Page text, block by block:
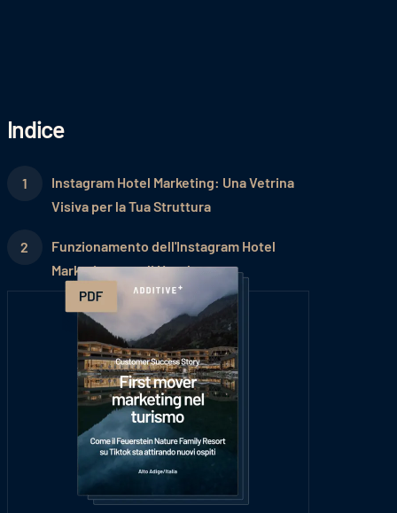
Indice
Instagram Hotel Marketing: Una Vetrina
Visiva per la Tua Struttura
Funzionamento dell'Instagram Hotel
Marketing per gli Hotel